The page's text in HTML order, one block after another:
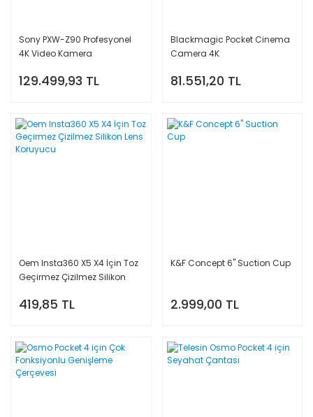
Sony PXW-Z90 Profesyonel
4K Video Kamera
129.499,93 TL
Blackmagic Pocket Cinema
Camera 4K
81.551,20 TL
Oem Insta360 X5 X4 İçin Toz
Geçirmez Çizilmez Silikon
419,85 TL
K&F Concept 6'' Suction Cup
2.999,00 TL